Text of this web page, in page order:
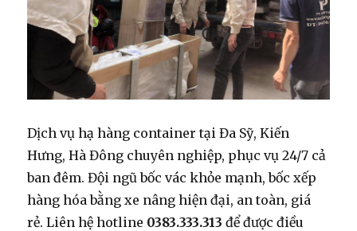
Dịch vụ hạ hàng container tại Đa Sỹ, Kiến
Hưng, Hà Đông chuyên nghiệp, phục vụ 24/7 cả
ban đêm. Đội ngũ bốc vác khỏe mạnh, bốc xếp
hàng hóa bằng xe nâng hiện đại, an toàn, giá
rẻ. Liên hệ hotline 0383.333.313 để được điều